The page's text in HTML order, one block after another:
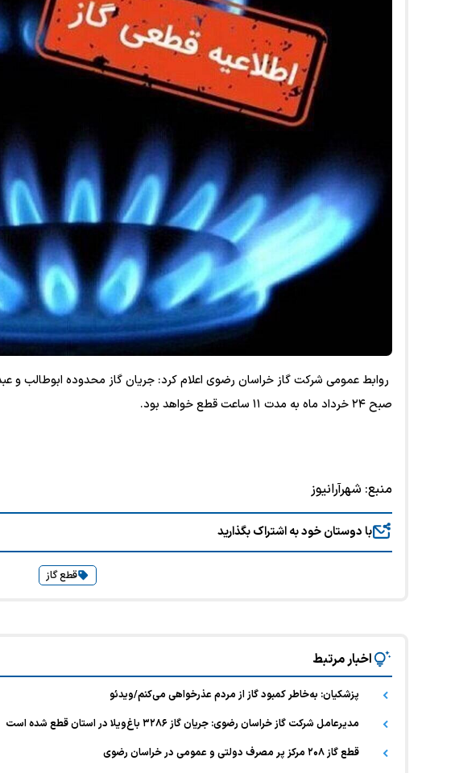
صبح ۲۴ خرداد ماه به مدت ۱۱ ساعت قطع خواهد بود.
منبع: شهرآرانیوز
با دوستان خود به اشتراک بگذارید
قطع گاز
اخبار مرتبط
پزشکیان: به‌خاطر کمبود گاز از مردم عذرخواهی می‌کنم/ویدئو
مدیرعامل شرکت گاز خراسان رضوی: جریان گاز ۳۲۸۶ باغ‌ویلا در استان قطع شده است
قطع گاز ۲۰۸ مرکز پر مصرف دولتی و عمومی در خراسان رضوی